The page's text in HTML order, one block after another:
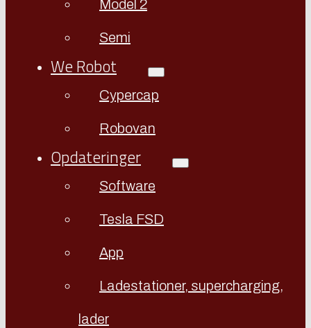
Model 2
Semi
We Robot
Cypercap
Robovan
Opdateringer
Software
Tesla FSD
App
Ladestationer, supercharging,
lader